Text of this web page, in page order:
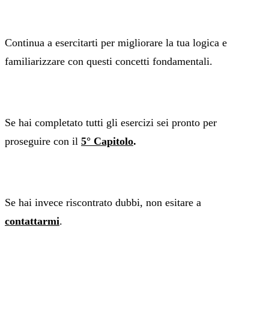
Continua a esercitarti per migliorare la tua logica e
familiarizzare con questi concetti fondamentali.
Se hai completato tutti gli esercizi sei pronto per
proseguire con il 5° Capitolo.
Se hai invece riscontrato dubbi, non esitare a
contattarmi.